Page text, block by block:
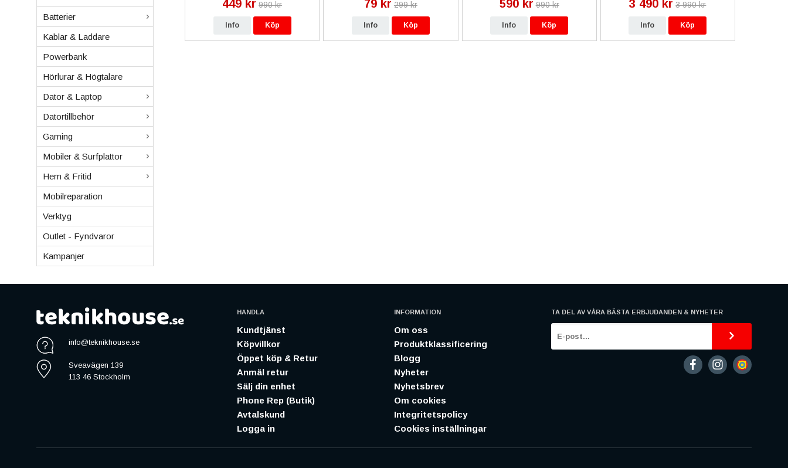
Batterier
Kablar & Laddare
Powerbank
Hörlurar & Högtalare
Dator & Laptop
Datortillbehör
Gaming
Mobiler & Surfplattor
Hem & Fritid
Mobilreparation
Verktyg
Outlet - Fyndvaror
Kampanjer
249 kr 499 kr
Info Köp
449 kr 990 kr
Info Köp
79 kr 299 kr
Info Köp
590 kr 990 kr
Info Köp
3 490 kr 3 990 kr
Info Köp
info@teknikhouse.se
Sveavägen 139
113 46 Stockholm
HANDLA
Kundtjänst
Köpvillkor
Öppet köp & Retur
Anmäl retur
Sälj din enhet
Phone Rep (Butik)
Avtalskund
Logga in
INFORMATION
Om oss
Produktklassificering
Blogg
Nyheter
Nyhetsbrev
Om cookies
Integritetspolicy
Cookies inställningar
TA DEL AV VÅRA BÄSTA ERBJUDANDEN & NYHETER